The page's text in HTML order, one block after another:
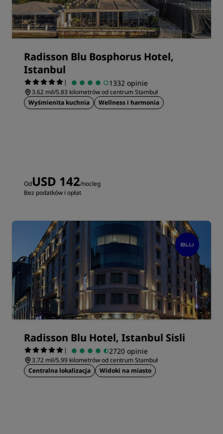
Radisson Blu Bosphorus Hotel,
Istanbul
| 1332 opinie
3.62 mil/5.83 kilometrów od centrum Stambuł
Wyśmienita kuchnia
Wellness i harmonia
OdUSD 142/nocleg
Bez podatków i opłat
Radisson Blu Hotel, Istanbul Sisli
| 2720 opinie
3.72 mil/5.99 kilometrów od centrum Stambuł
Centralna lokalizacja
Widoki na miasto